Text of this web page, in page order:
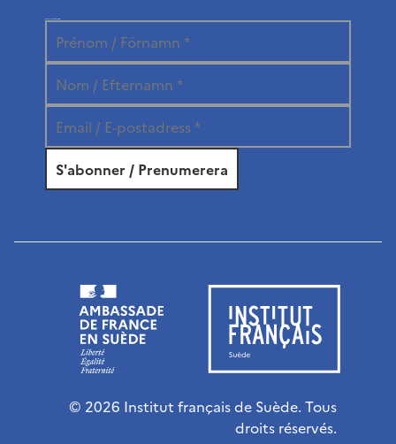
© 2026 Institut français de Suède. Tous
droits réservés.